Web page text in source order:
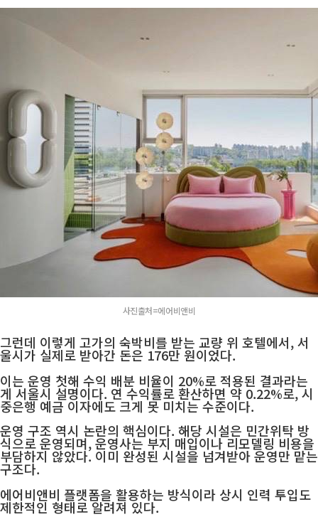
사진출처=에어비앤비
그런데 이렇게 고가의 숙박비를 받는 교량 위 호텔에서, 서
울시가 실제로 받아간 돈은 176만 원이었다.
이는 운영 첫해 수익 배분 비율이 20%로 적용된 결과라는
게 서울시 설명이다. 연 수익률로 환산하면 약 0.22%로, 시
중은행 예금 이자에도 크게 못 미치는 수준이다.
운영 구조 역시 논란의 핵심이다. 해당 시설은 민간위탁 방
식으로 운영되며, 운영사는 부지 매입이나 리모델링 비용을
부담하지 않았다. 이미 완성된 시설을 넘겨받아 운영만 맡는
구조다.
에어비앤비 플랫폼을 활용하는 방식이라 상시 인력 투입도
제한적인 형태로 알려져 있다.